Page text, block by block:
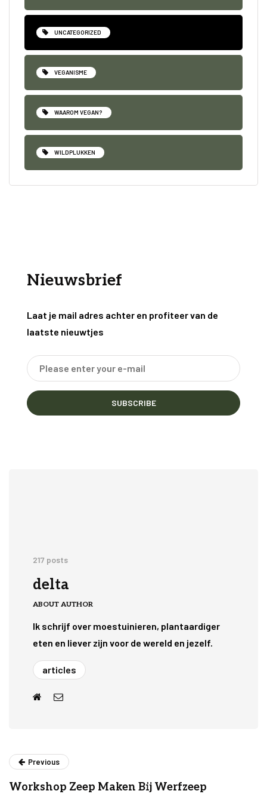
UNCATEGORIZED
VEGANISME
WAAROM VEGAN?
WILDPLUKKEN
Nieuwsbrief
Laat je mail adres achter en profiteer van de
laatste nieuwtjes
SUBSCRIBE
217 posts
delta
ABOUT AUTHOR
Ik schrijf over moestuinieren, plantaardiger
eten en liever zijn voor de wereld en jezelf.
articles
Previous
Workshop Zeep Maken Bij Werfzeep